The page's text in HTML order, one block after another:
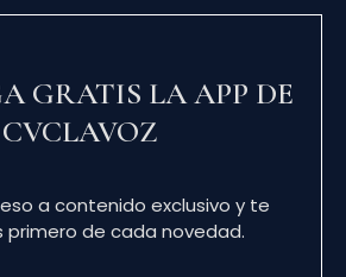
GRATIS LA APP DE
CVCLAVOZ
a contenido exclusivo y te
primero de cada novedad.